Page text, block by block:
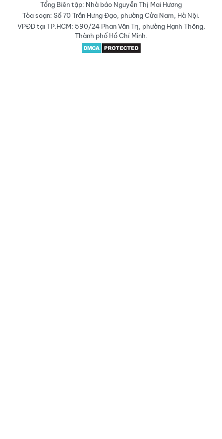
Tổng Biên tập: Nhà báo Nguyễn Thị Mai Hương
Tòa soạn: Số 70 Trần Hưng Đạo, phường Cửa Nam, Hà Nội.
VPĐD tại TP.HCM: 590/24 Phan Văn Trị, phường Hạnh Thông,
Thành phố Hồ Chí Minh.